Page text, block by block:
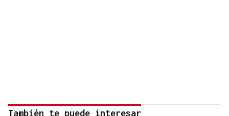
También te puede interesar